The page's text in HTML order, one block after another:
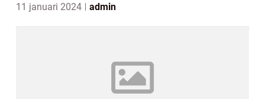
11 januari 2024 admin